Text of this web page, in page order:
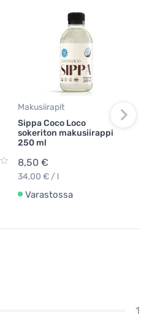
Makusiirapit
Sippa Coco Loco
sokeriton makusiirappi
250 ml
8,50 €
34,00 € / l
Varastossa
1